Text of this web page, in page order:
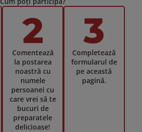
2
Comentează
la postarea
noastră cu
numele
persoanei cu
care vrei să te
bucuri de
preparatele
delicioase!
3
Completează
formularul de
pe această
pagină.